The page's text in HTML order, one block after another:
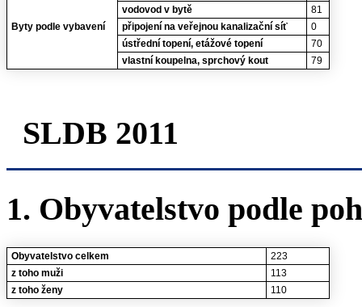
Byty podle vybavení
vodovod v bytě
81
připojení na veřejnou kanalizační síť
0
ústřední topení, etážové topení
70
vlastní koupelna, sprchový kout
79
SLDB 2011
1. Obyvatelstvo podle
Obyvatelstvo celkem
223
z toho muži
113
z toho ženy
110